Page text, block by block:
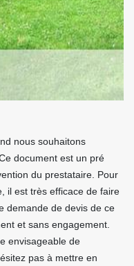
nous souhaitons
document est un pré
du prestataire. Pour
il est très efficace de faire
demande de devis de ce
et sans engagement.
envisageable de
pas à mettre en